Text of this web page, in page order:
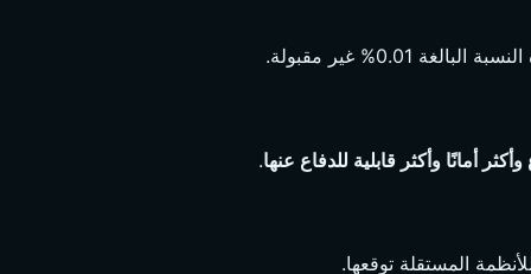
أمانًا وأكثر قابلية للدفاع عنها.